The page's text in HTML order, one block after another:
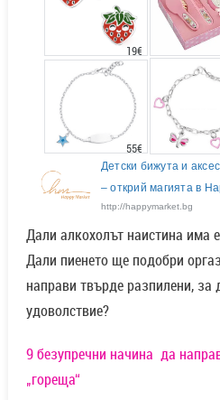
19€
55€
Детски бижута и
– открий магията в
http://happymarket.bg
Дали алкохолът наистина има
Дали пиенето ще подобри
направи твърде разпилени, за
удоволствие?
9 безупречни начина да
„гореща“